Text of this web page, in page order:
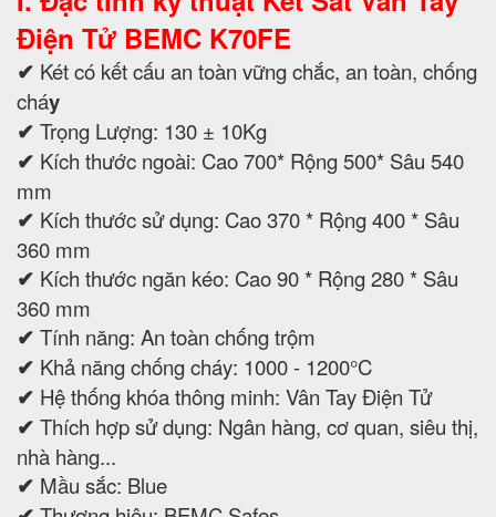
Điện Tử BEMC K70FE
✔ Két có kết cấu an toàn vững chắc, an toàn, chống
cháy
✔ Trọng Lượng: 130 ± 10Kg
✔ Kích thước ngoài: Cao 700* Rộng 500* Sâu 540
mm
✔ Kích thước sử dụng: Cao 370 * Rộng 400 * Sâu
360 mm
✔ Kích thước ngăn kéo: Cao 90 * Rộng 280 * Sâu
360 mm
✔ Tính năng: An toàn chống trộm
✔ Khả năng chống cháy: 1000 - 1200°C
✔ Hệ thống khóa thông minh: Vân Tay Điện Tử
✔ Thích hợp sử dụng: Ngân hàng, cơ quan, siêu thị,
nhà hàng...
✔ Mầu sắc: Blue